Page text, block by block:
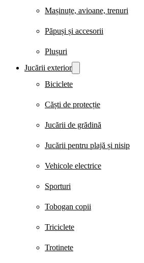
Mașinuțe, avioane, trenuri
Păpuși și accesorii
Plușuri
Jucării exterior
Biciclete
Căști de protecție
Jucării de grădină
Jucării pentru plajă și nisip
Vehicole electrice
Sporturi
Tobogan copii
Triciclete
Trotinete